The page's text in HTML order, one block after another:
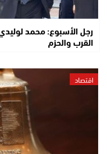
رجل الأسبوع: محمد
القرب والحزم
اقتصاد